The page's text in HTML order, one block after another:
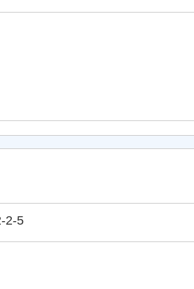
2-5